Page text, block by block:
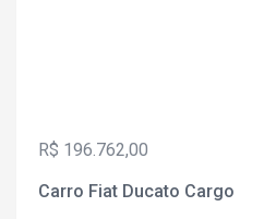
R$ 196.762,00
Carro Fiat Ducato Cargo